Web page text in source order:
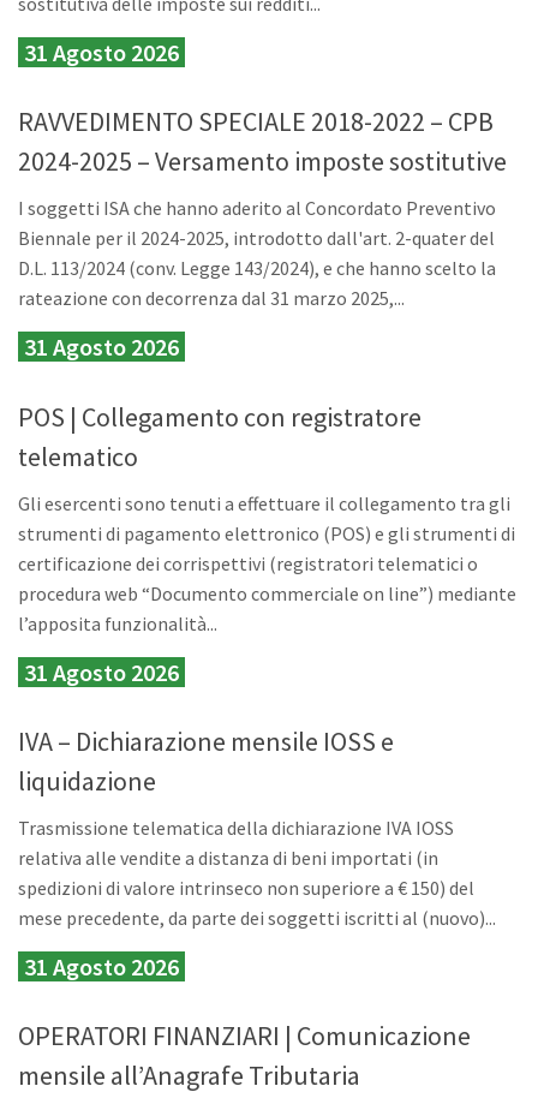
31 Agosto 2026
RAVVEDIMENTO SPECIALE 2018-2022 – CPB
2024-2025 – Versamento imposte sostitutive
I soggetti ISA che hanno aderito al Concordato Preventivo
Biennale per il 2024-2025, introdotto dall'art. 2-quater del
D.L. 113/2024 (conv. Legge 143/2024), e che hanno scelto la
rateazione con decorrenza dal 31 marzo 2025,...
31 Agosto 2026
POS | Collegamento con registratore
telematico
Gli esercenti sono tenuti a effettuare il collegamento tra gli
strumenti di pagamento elettronico (POS) e gli strumenti di
certificazione dei corrispettivi (registratori telematici o
procedura web “Documento commerciale on line”) mediante
l’apposita funzionalità...
31 Agosto 2026
IVA – Dichiarazione mensile IOSS e
liquidazione
Trasmissione telematica della dichiarazione IVA IOSS
relativa alle vendite a distanza di beni importati (in
spedizioni di valore intrinseco non superiore a € 150) del
mese precedente, da parte dei soggetti iscritti al (nuovo)...
31 Agosto 2026
OPERATORI FINANZIARI | Comunicazione
mensile all’Anagrafe Tributaria